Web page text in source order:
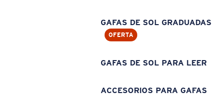
GAFAS DE SOL GRADUADAS
OFERTA
GAFAS DE SOL PARA LEER
ACCESORIOS PARA GAFAS